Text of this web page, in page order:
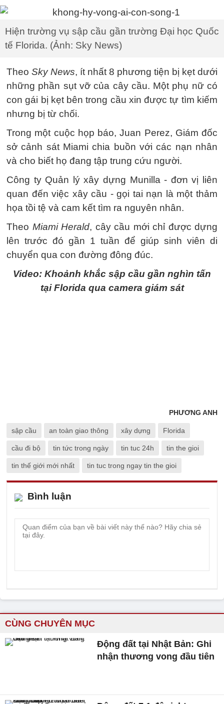
Hiện trường vụ sập cầu gần trường Đại học Quốc
tế Florida. (Ảnh: Sky News)
Theo Sky News, ít nhất 8 phương tiện bị kẹt dưới
những phần sụt vỡ của cây cầu. Một phụ nữ có
con gái bị kẹt bên trong cầu xin được tự tìm kiếm
nhưng bị từ chối.
Trong một cuộc họp báo, Juan Perez, Giám đốc
sở cảnh sát Miami chia buồn với các nạn nhân
và cho biết họ đang tập trung cứu người.
Công ty Quản lý xây dựng Munilla - đơn vị liên
quan đến việc xây cầu - gọi tai nạn là một thảm
họa tồi tệ và cam kết tìm ra nguyên nhân.
Theo Miami Herald, cây cầu mới chỉ được dựng
lên trước đó gần 1 tuần để giúp sinh viên di
chuyển qua con đường đông đúc.
Video: Khoảnh khắc sập cầu gần nghìn tấn
tại Florida qua camera giám sát
PHƯƠNG ANH
sập cầu an toàn giao thông xây dựng Florida
cầu đi bộ tin tức trong ngày tin tuc 24h tin the gioi
tin thế giới mới nhất tin tuc trong ngay tin the gioi
Bình luận
CÙNG CHUYÊN MỤC
Động đất tại Nhật Bản: Ghi
nhận thương vong đầu tiên